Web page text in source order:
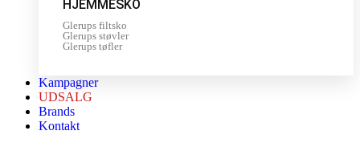
HJEMMESKO
Glerups filtsko
Glerups støvler
Glerups tøfler
Kampagner
UDSALG
Brands
Kontakt